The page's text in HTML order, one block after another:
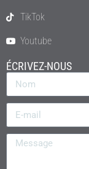
TikTok
Youtube
ÉCRIVEZ-NOUS